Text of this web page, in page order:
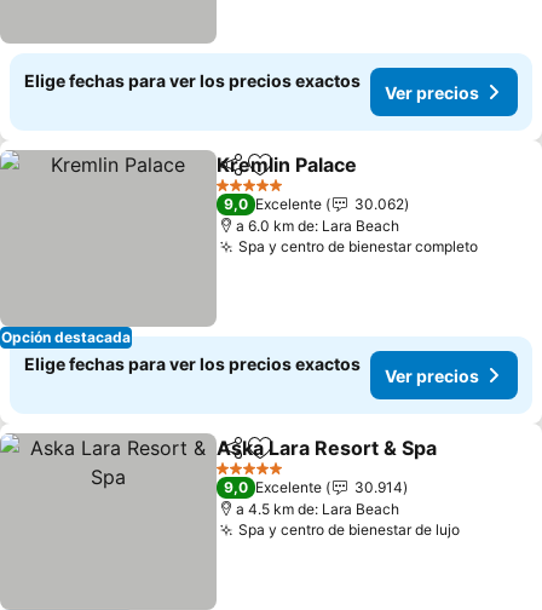
Elige fechas para ver los precios exactos
Ver precios
Opción destacada
CompartirAgregar a favoritos
Kremlin Palace
5 Estrellas
9,0 Excelente
30.062
a 6.0 km de: Lara Beach
Spa y centro de bienestar completo
Elige fechas para ver los precios exactos
Ver precios
CompartirAgregar a favoritos
Aska Lara Resort & Spa
5 Estrellas
9,0 Excelente
30.914
a 4.5 km de: Lara Beach
Spa y centro de bienestar de lujo